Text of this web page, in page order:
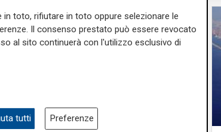
toto, rifiutare in toto oppure selezionare le
Il consenso prestato può essere revocato
al sito continuerà con l'utilizzo esclusivo di
tutti Preferenze